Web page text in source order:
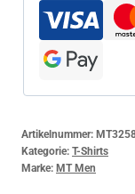
Artikelnummer:
Kategorie: T-Shirts
Marke: MT Men